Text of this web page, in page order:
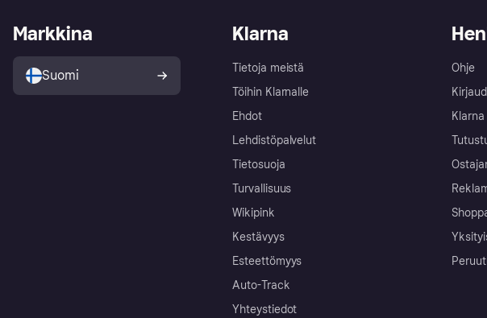
Klarna
Tietoja meistä
Töihin Klarnalle
Ehdot
Lehdistöpalvelut
Tietosuoja
Turvallisuus
Wikipink
Kestävyys
Esteettömyys
Auto-Track
Yhteystiedot
Ohje
Markkina
Suomi